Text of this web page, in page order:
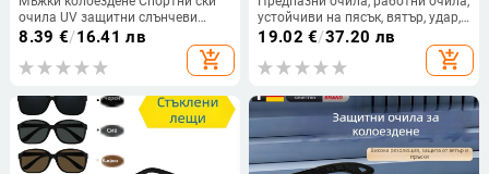
очила UV защитни слънчеви
очила Велосипедни очила против
отблясъци Ветроустойчиви
прахоустойчиви UV защитни
8.39 €/16.41 лв
add_shopping_cart
устойчиви на пясък, вятър, удар,
прах, химическа корозия и
киселиноустойчиви спрей боя
19.02 €/37.20 лв
add_shopping_cart